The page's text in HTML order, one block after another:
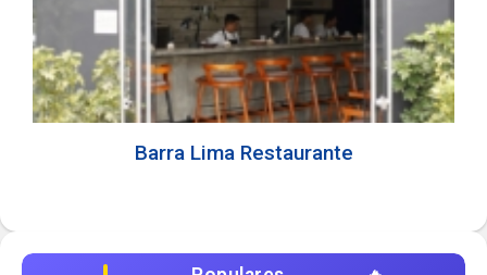
Barra Lima Restaurante